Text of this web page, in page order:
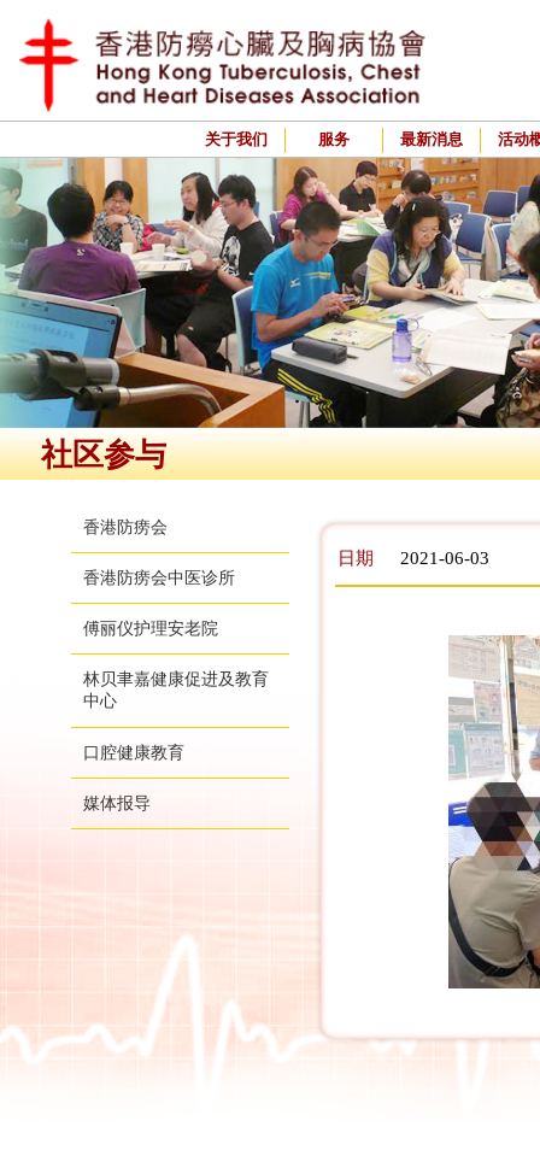
关于我们 服务 最新消息 活动
社区参与
香港防痨会
香港防痨会中医诊所
傅丽仪护理安老院
林贝聿嘉健康促进及教育
中心
口腔健康教育
媒体报导
日期 2021-06-03